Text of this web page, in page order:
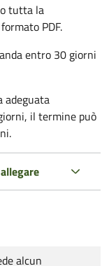
tutta la
PDF.
entro 30 giorni
adeguata
il termine può
alcun